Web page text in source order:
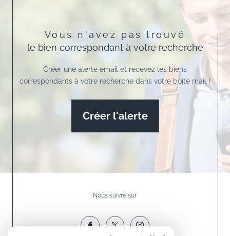
Vous n'avez pas trouvé
le bien correspondant à votre recherche
Créer une alerte email et recevez les biens
correspondants à votre recherche dans votre boîte mail !
Créer l'alerte
Nous suivre sur